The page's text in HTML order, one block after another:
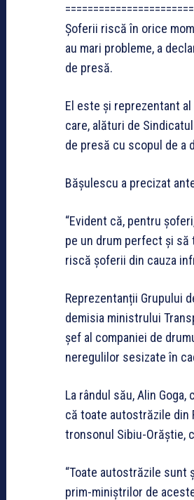
Șoferii riscă în orice
au mari probleme, a
de presă.
El este și reprezentant
care, alături de
de presă cu scopul de a
Bășulescu a precizat
“Evident că, pentru
pe un drum perfect și să
riscă șoferii din cauza
Reprezentanții Grupului
demisia ministrului
șef al companiei de
neregulilor sesizate în
La rândul său, Alin
că toate autostrăzile din
tronsonul Sibiu-Orăștie,
“Toate autostrăzile sunt
prim-miniștrilor de